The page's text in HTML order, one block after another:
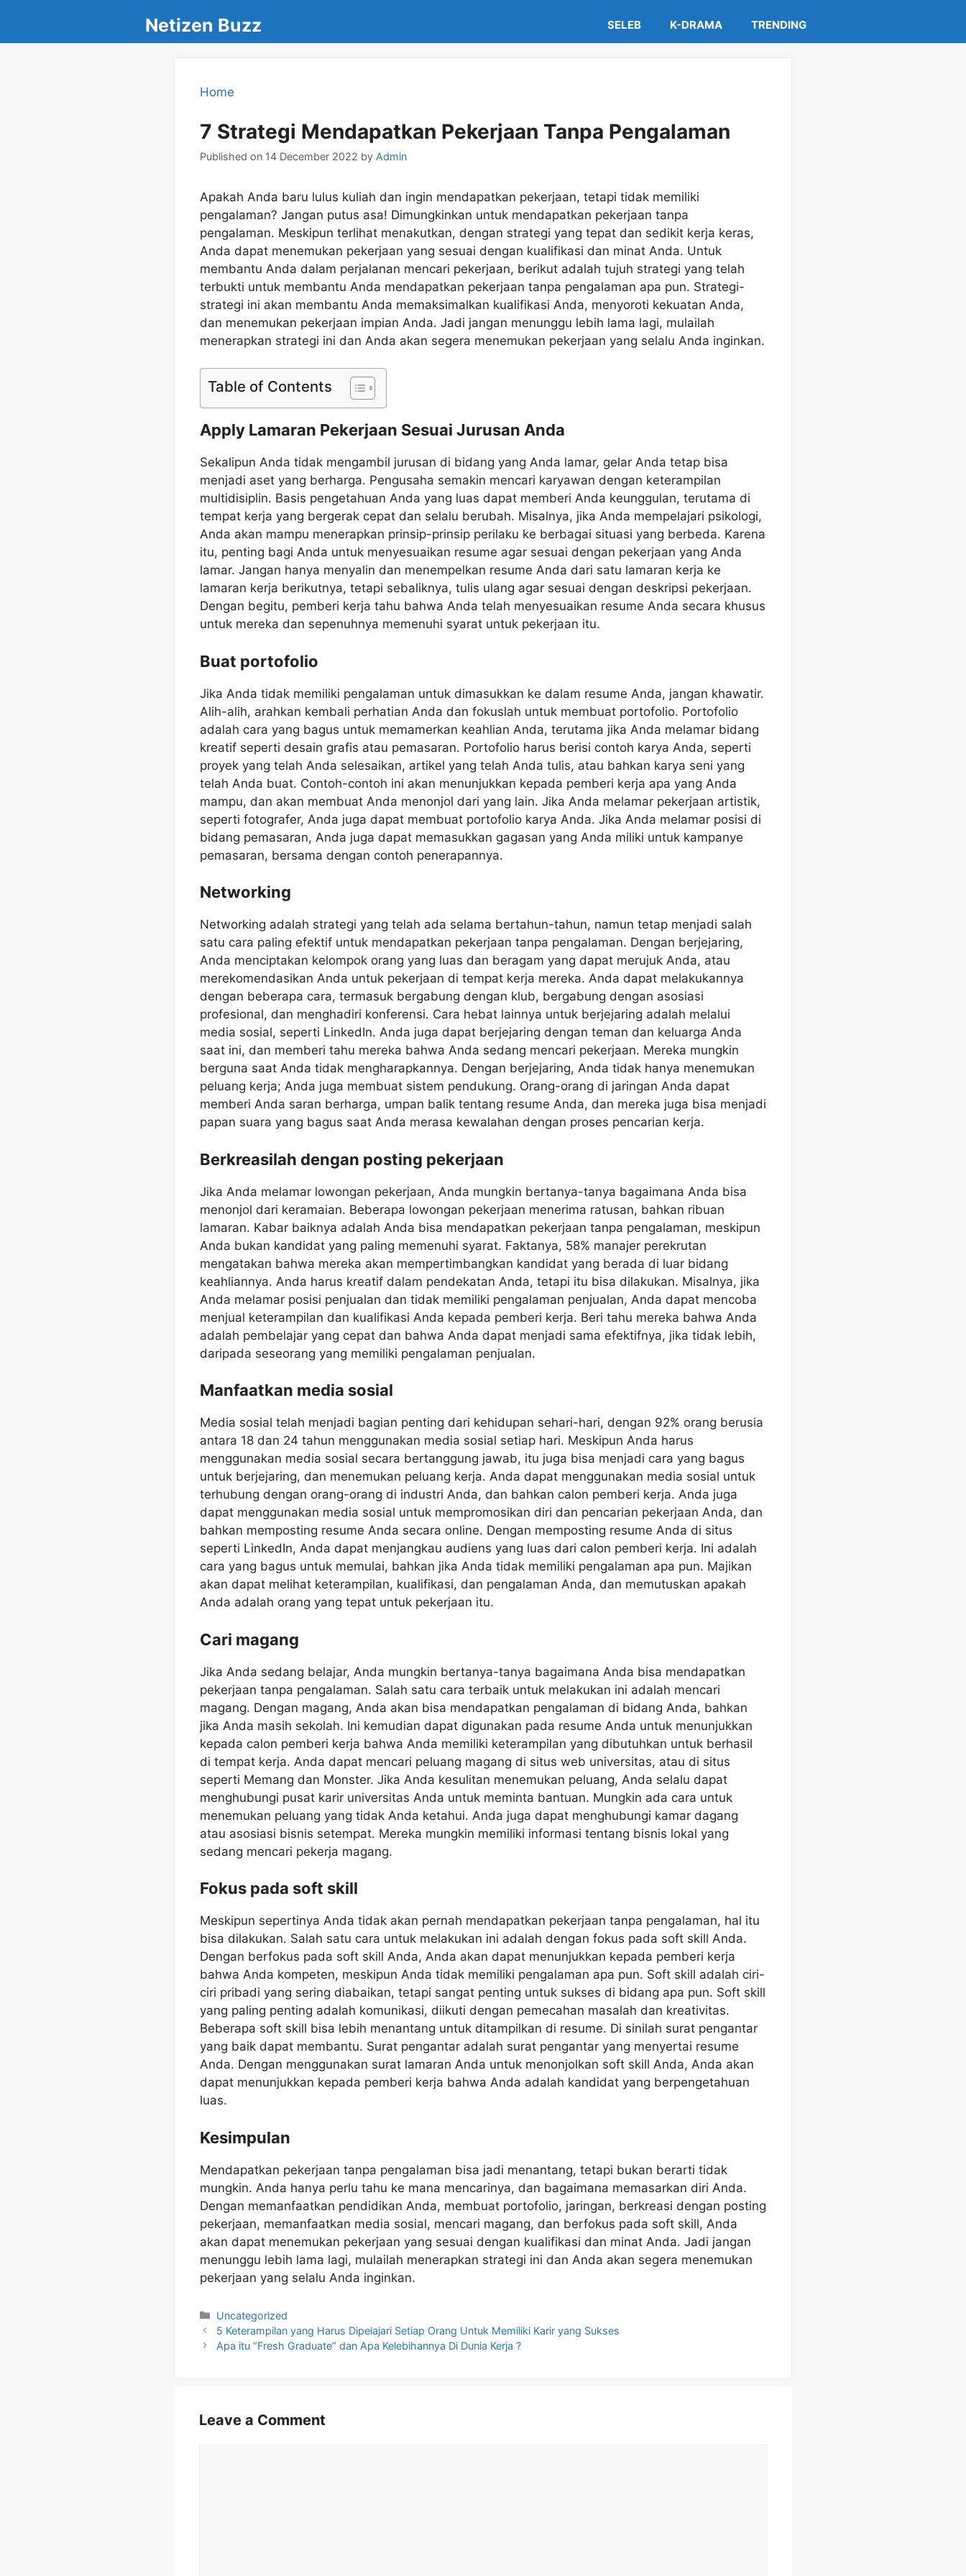
content
Netizen Buzz SELEB K-DRAMA TRENDING
Home
7 Strategi Mendapatkan Pekerjaan Tanpa Pengalaman
Published on 14 December 2022 by Admin
Apakah Anda baru lulus kuliah dan ingin mendapatkan pekerjaan, tetapi tidak memiliki
pengalaman? Jangan putus asa! Dimungkinkan untuk mendapatkan pekerjaan tanpa
pengalaman. Meskipun terlihat menakutkan, dengan strategi yang tepat dan sedikit kerja keras,
Anda dapat menemukan pekerjaan yang sesuai dengan kualifikasi dan minat Anda. Untuk
membantu Anda dalam perjalanan mencari pekerjaan, berikut adalah tujuh strategi yang telah
terbukti untuk membantu Anda mendapatkan pekerjaan tanpa pengalaman apa pun. Strategi-
strategi ini akan membantu Anda memaksimalkan kualifikasi Anda, menyoroti kekuatan Anda,
dan menemukan pekerjaan impian Anda. Jadi jangan menunggu lebih lama lagi, mulailah
menerapkan strategi ini dan Anda akan segera menemukan pekerjaan yang selalu Anda inginkan.
Table of Contents
Apply Lamaran Pekerjaan Sesuai Jurusan Anda
Sekalipun Anda tidak mengambil jurusan di bidang yang Anda lamar, gelar Anda tetap bisa
menjadi aset yang berharga. Pengusaha semakin mencari karyawan dengan keterampilan
multidisiplin. Basis pengetahuan Anda yang luas dapat memberi Anda keunggulan, terutama di
tempat kerja yang bergerak cepat dan selalu berubah. Misalnya, jika Anda mempelajari psikologi,
Anda akan mampu menerapkan prinsip-prinsip perilaku ke berbagai situasi yang berbeda. Karena
itu, penting bagi Anda untuk menyesuaikan resume agar sesuai dengan pekerjaan yang Anda
lamar. Jangan hanya menyalin dan menempelkan resume Anda dari satu lamaran kerja ke
lamaran kerja berikutnya, tetapi sebaliknya, tulis ulang agar sesuai dengan deskripsi pekerjaan.
Dengan begitu, pemberi kerja tahu bahwa Anda telah menyesuaikan resume Anda secara khusus
untuk mereka dan sepenuhnya memenuhi syarat untuk pekerjaan itu.
Buat portofolio
Jika Anda tidak memiliki pengalaman untuk dimasukkan ke dalam resume Anda, jangan khawatir.
Alih-alih, arahkan kembali perhatian Anda dan fokuslah untuk membuat portofolio. Portofolio
adalah cara yang bagus untuk memamerkan keahlian Anda, terutama jika Anda melamar bidang
kreatif seperti desain grafis atau pemasaran. Portofolio harus berisi contoh karya Anda, seperti
proyek yang telah Anda selesaikan, artikel yang telah Anda tulis, atau bahkan karya seni yang
telah Anda buat. Contoh-contoh ini akan menunjukkan kepada pemberi kerja apa yang Anda
mampu, dan akan membuat Anda menonjol dari yang lain. Jika Anda melamar pekerjaan artistik,
seperti fotografer, Anda juga dapat membuat portofolio karya Anda. Jika Anda melamar posisi di
bidang pemasaran, Anda juga dapat memasukkan gagasan yang Anda miliki untuk kampanye
pemasaran, bersama dengan contoh penerapannya.
Networking
Networking adalah strategi yang telah ada selama bertahun-tahun, namun tetap menjadi salah
satu cara paling efektif untuk mendapatkan pekerjaan tanpa pengalaman. Dengan berjejaring,
Anda menciptakan kelompok orang yang luas dan beragam yang dapat merujuk Anda, atau
merekomendasikan Anda untuk pekerjaan di tempat kerja mereka. Anda dapat melakukannya
dengan beberapa cara, termasuk bergabung dengan klub, bergabung dengan asosiasi
profesional, dan menghadiri konferensi. Cara hebat lainnya untuk berjejaring adalah melalui
media sosial, seperti LinkedIn. Anda juga dapat berjejaring dengan teman dan keluarga Anda
saat ini, dan memberi tahu mereka bahwa Anda sedang mencari pekerjaan. Mereka mungkin
berguna saat Anda tidak mengharapkannya. Dengan berjejaring, Anda tidak hanya menemukan
peluang kerja; Anda juga membuat sistem pendukung. Orang-orang di jaringan Anda dapat
memberi Anda saran berharga, umpan balik tentang resume Anda, dan mereka juga bisa menjadi
papan suara yang bagus saat Anda merasa kewalahan dengan proses pencarian kerja.
Berkreasilah dengan posting pekerjaan
Jika Anda melamar lowongan pekerjaan, Anda mungkin bertanya-tanya bagaimana Anda bisa
menonjol dari keramaian. Beberapa lowongan pekerjaan menerima ratusan, bahkan ribuan
lamaran. Kabar baiknya adalah Anda bisa mendapatkan pekerjaan tanpa pengalaman, meskipun
Anda bukan kandidat yang paling memenuhi syarat. Faktanya, 58% manajer perekrutan
mengatakan bahwa mereka akan mempertimbangkan kandidat yang berada di luar bidang
keahliannya. Anda harus kreatif dalam pendekatan Anda, tetapi itu bisa dilakukan. Misalnya, jika
Anda melamar posisi penjualan dan tidak memiliki pengalaman penjualan, Anda dapat mencoba
menjual keterampilan dan kualifikasi Anda kepada pemberi kerja. Beri tahu mereka bahwa Anda
adalah pembelajar yang cepat dan bahwa Anda dapat menjadi sama efektifnya, jika tidak lebih,
daripada seseorang yang memiliki pengalaman penjualan.
Manfaatkan media sosial
Media sosial telah menjadi bagian penting dari kehidupan sehari-hari, dengan 92% orang berusia
antara 18 dan 24 tahun menggunakan media sosial setiap hari. Meskipun Anda harus
menggunakan media sosial secara bertanggung jawab, itu juga bisa menjadi cara yang bagus
untuk berjejaring, dan menemukan peluang kerja. Anda dapat menggunakan media sosial untuk
terhubung dengan orang-orang di industri Anda, dan bahkan calon pemberi kerja. Anda juga
dapat menggunakan media sosial untuk mempromosikan diri dan pencarian pekerjaan Anda, dan
bahkan memposting resume Anda secara online. Dengan memposting resume Anda di situs
seperti LinkedIn, Anda dapat menjangkau audiens yang luas dari calon pemberi kerja. Ini adalah
cara yang bagus untuk memulai, bahkan jika Anda tidak memiliki pengalaman apa pun. Majikan
akan dapat melihat keterampilan, kualifikasi, dan pengalaman Anda, dan memutuskan apakah
Anda adalah orang yang tepat untuk pekerjaan itu.
Cari magang
Jika Anda sedang belajar, Anda mungkin bertanya-tanya bagaimana Anda bisa mendapatkan
pekerjaan tanpa pengalaman. Salah satu cara terbaik untuk melakukan ini adalah mencari
magang. Dengan magang, Anda akan bisa mendapatkan pengalaman di bidang Anda, bahkan
jika Anda masih sekolah. Ini kemudian dapat digunakan pada resume Anda untuk menunjukkan
kepada calon pemberi kerja bahwa Anda memiliki keterampilan yang dibutuhkan untuk berhasil
di tempat kerja. Anda dapat mencari peluang magang di situs web universitas, atau di situs
seperti Memang dan Monster. Jika Anda kesulitan menemukan peluang, Anda selalu dapat
menghubungi pusat karir universitas Anda untuk meminta bantuan. Mungkin ada cara untuk
menemukan peluang yang tidak Anda ketahui. Anda juga dapat menghubungi kamar dagang
atau asosiasi bisnis setempat. Mereka mungkin memiliki informasi tentang bisnis lokal yang
sedang mencari pekerja magang.
Fokus pada soft skill
Meskipun sepertinya Anda tidak akan pernah mendapatkan pekerjaan tanpa pengalaman, hal itu
bisa dilakukan. Salah satu cara untuk melakukan ini adalah dengan fokus pada soft skill Anda.
Dengan berfokus pada soft skill Anda, Anda akan dapat menunjukkan kepada pemberi kerja
bahwa Anda kompeten, meskipun Anda tidak memiliki pengalaman apa pun. Soft skill adalah ciri-
ciri pribadi yang sering diabaikan, tetapi sangat penting untuk sukses di bidang apa pun. Soft skill
yang paling penting adalah komunikasi, diikuti dengan pemecahan masalah dan kreativitas.
Beberapa soft skill bisa lebih menantang untuk ditampilkan di resume. Di sinilah surat pengantar
yang baik dapat membantu. Surat pengantar adalah surat pengantar yang menyertai resume
Anda. Dengan menggunakan surat lamaran Anda untuk menonjolkan soft skill Anda, Anda akan
dapat menunjukkan kepada pemberi kerja bahwa Anda adalah kandidat yang berpengetahuan
luas.
Kesimpulan
Mendapatkan pekerjaan tanpa pengalaman bisa jadi menantang, tetapi bukan berarti tidak
mungkin. Anda hanya perlu tahu ke mana mencarinya, dan bagaimana memasarkan diri Anda.
Dengan memanfaatkan pendidikan Anda, membuat portofolio, jaringan, berkreasi dengan posting
pekerjaan, memanfaatkan media sosial, mencari magang, dan berfokus pada soft skill, Anda
akan dapat menemukan pekerjaan yang sesuai dengan kualifikasi dan minat Anda. Jadi jangan
menunggu lebih lama lagi, mulailah menerapkan strategi ini dan Anda akan segera menemukan
pekerjaan yang selalu Anda inginkan.
Categories
Uncategorized
5 Keterampilan yang Harus Dipelajari Setiap Orang Untuk Memiliki Karir yang Sukses
Apa itu “Fresh Graduate” dan Apa Kelebihannya Di Dunia Kerja ?
Leave a Comment